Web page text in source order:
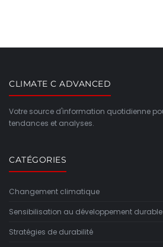
CLIMATE C ADVANCED
Votre source d'information quotidienne
tendances et analyses.
CATÉGORIES
Changement climatique
Sensibilisation au développement durable
Stratégies de durabilité